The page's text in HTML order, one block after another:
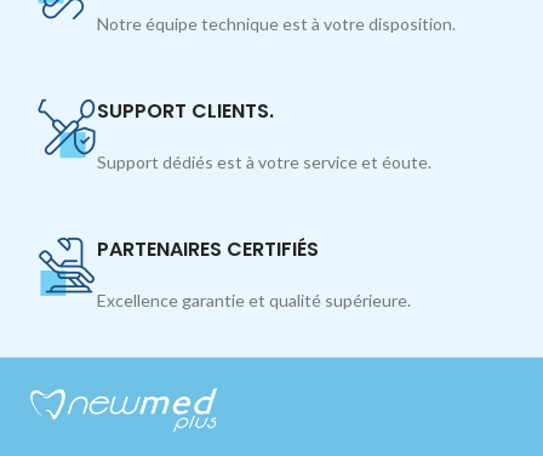
Notre équipe technique est à votre disposition.
SUPPORT CLIENTS.
Support dédiés est à votre service et éoute.
PARTENAIRES CERTIFIÉS
Excellence garantie et qualité supérieure.